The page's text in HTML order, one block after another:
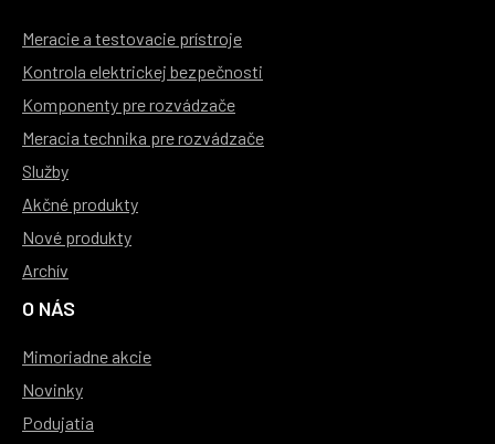
Meracie a testovacie prístroje
Kontrola elektrickej bezpečnosti
Komponenty pre rozvádzače
Meracia technika pre rozvádzače
Služby
Akčné produkty
Nové produkty
Archív
O NÁS
Mimoriadne akcie
Novinky
Podujatia